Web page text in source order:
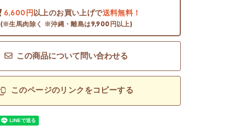
6,600円以上のお買い上げで送料無料！
(※生馬肉除く ※沖縄・離島は9,900円以上)
この商品について問い合わせる
このページのリンクをコピーする